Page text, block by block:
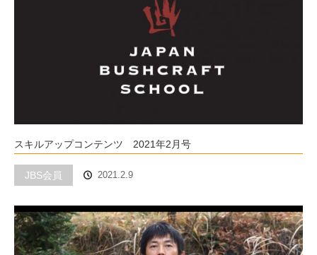
スキルアップコンテンツ 2021年2月号
JBS会員 2021.2.9